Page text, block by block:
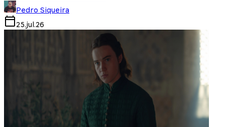
Pedro Siqueira
25.jul.26